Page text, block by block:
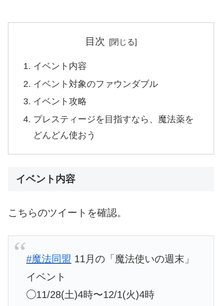
目次
イベント内容
イベント対象のファウンダブル
イベント攻略
プレスティージを目指すなら、魔法薬を
どんどん使おう
イベント内容
こちらのツイートを確認。
#魔法同盟 11月の「魔法使いの週末」
イベント
◯11/28(土)4時〜12/1(火)4時